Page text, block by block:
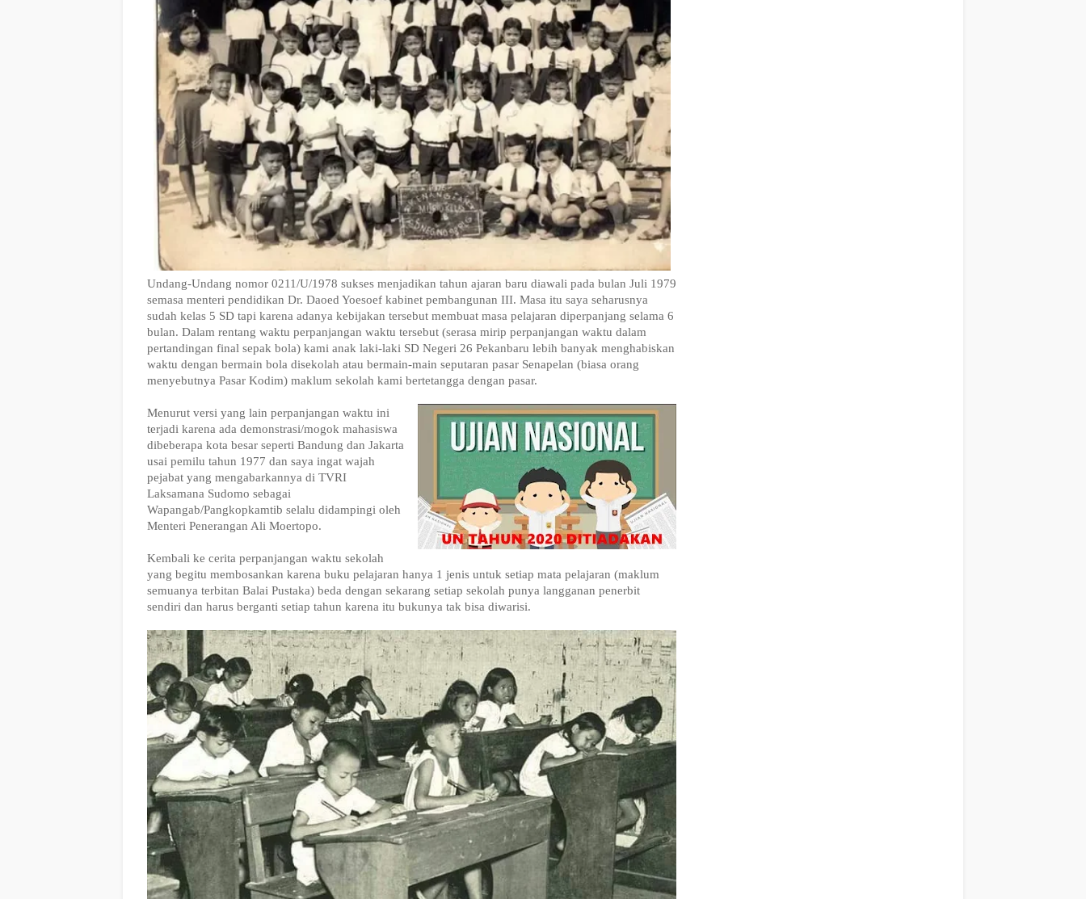
Undang-Undang nomor 0211/U/1978 sukses menjadikan tahun ajaran baru diawali pada bulan Juli 1979
semasa menteri pendidikan Dr. Daoed Yoesoef kabinet pembangunan III. Masa itu saya seharusnya
sudah kelas 5 SD tapi karena adanya kebijakan tersebut membuat masa pelajaran diperpanjang selama 6
bulan. Dalam rentang waktu perpanjangan waktu tersebut (serasa mirip perpanjangan waktu dalam
pertandingan final sepak bola) kami anak laki-laki SD Negeri 26 Pekanbaru lebih banyak menghabiskan
waktu dengan bermain bola disekolah atau bermain-main seputaran pasar Senapelan (biasa orang
menyebutnya Pasar Kodim) maklum sekolah kami bertetangga dengan pasar.
Menurut versi yang lain perpanjangan waktu ini
terjadi karena ada demonstrasi/mogok mahasiswa
dibeberapa kota besar seperti Bandung dan Jakarta
usai pemilu tahun 1977 dan saya ingat wajah
pejabat yang mengabarkannya di TVRI
Laksamana Sudomo sebagai
Wapangab/Pangkopkamtib selalu didampingi oleh
Menteri Penerangan Ali Moertopo.
Kembali ke cerita perpanjangan waktu sekolah
yang begitu membosankan karena buku pelajaran hanya 1 jenis untuk setiap mata pelajaran (maklum
semuanya terbitan Balai Pustaka) beda dengan sekarang setiap sekolah punya langganan penerbit
sendiri dan harus berganti setiap tahun karena itu bukunya tak bisa diwarisi.